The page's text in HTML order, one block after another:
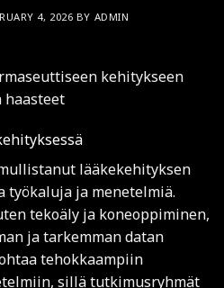
4, 2026 BY ADMIN
kehitykseen
haasteet
lääkekehityksen
työkaluja ja menetelmiä.
tekoäly ja koneoppiminen,
ja tarkemman datan
tehokkaampiin
sillä tutkimusryhmät